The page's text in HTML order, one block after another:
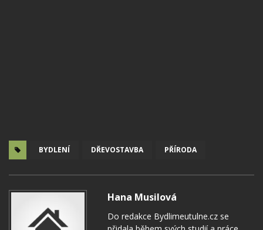
BYDLENÍ DŘEVOSTAVBA PŘÍRODA
Hana Musilová
Do redakce Bydlimeutulne.cz se